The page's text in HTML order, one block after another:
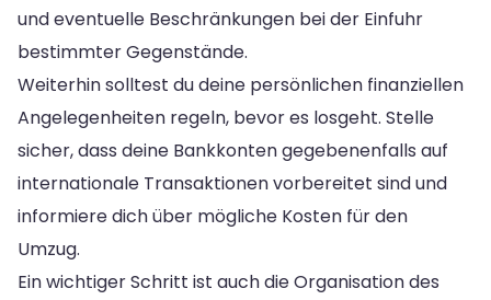
und eventuelle Beschränkungen bei der Einfuhr
bestimmter Gegenstände.
Weiterhin solltest du deine persönlichen finanziellen
Angelegenheiten regeln, bevor es losgeht. Stelle
sicher, dass deine Bankkonten gegebenenfalls auf
internationale Transaktionen vorbereitet sind und
informiere dich über mögliche Kosten für den
Umzug.
Ein wichtiger Schritt ist auch die Organisation des